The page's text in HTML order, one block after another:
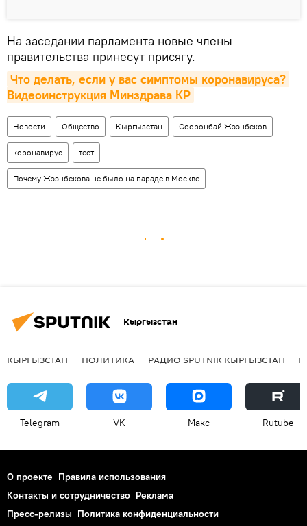
На заседании парламента новые члены
правительства принесут присягу.
Что делать, если у вас симптомы коронавируса?
Видеоинструкция Минздрава КР
Новости Общество Кыргызстан Сооронбай Жээнбеков
коронавирус тест
Почему Жээнбекова не было на параде в Москве
Кыргызстан
КЫРГЫЗСТАН ПОЛИТИКА РАДИО SPUTNIK КЫРГЫЗСТАН
Telegram VK Макс Rutube
О проекте Правила использования
Контакты и сотрудничество Реклама
Пресс-релизы Политика конфиденциальности